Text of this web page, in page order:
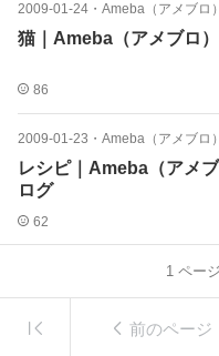
2009-01-24 ・ Ameba（アメブロ
猫｜Ameba（アメブロ
86
2009-01-23 ・ Ameba（アメブロ
レシピ｜Ameba（アメ
ログ
62
1 ペー
前のページ